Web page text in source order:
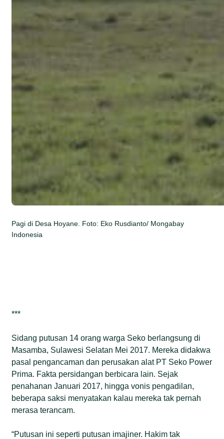
Pagi di Desa Hoyane. Foto: Eko Rusdianto/ Mongabay
Indonesia
***
Sidang putusan 14 orang warga Seko berlangsung di
Masamba, Sulawesi Selatan Mei 2017. Mereka didakwa
pasal pengancaman dan perusakan alat PT Seko Power
Prima. Fakta persidangan berbicara lain. Sejak
penahanan Januari 2017, hingga vonis pengadilan,
beberapa saksi menyatakan kalau mereka tak pernah
merasa terancam.
“Putusan ini seperti putusan imajiner. Hakim tak